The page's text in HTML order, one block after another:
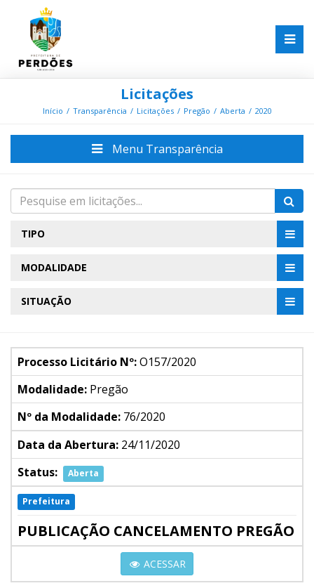
Licitações
Início Transparência Licitações Pregão Aberta 2020
Menu Transparência
TIPO
MODALIDADE
SITUAÇÃO
Processo Licitário Nº:O157/2020
Modalidade: Pregão
Nº da Modalidade: 76/2020
Data da Abertura: 24/11/2020
Status:
Aberta
Prefeitura
PUBLICAÇÃO CANCELAMENTO PREGÃO
ACESSAR